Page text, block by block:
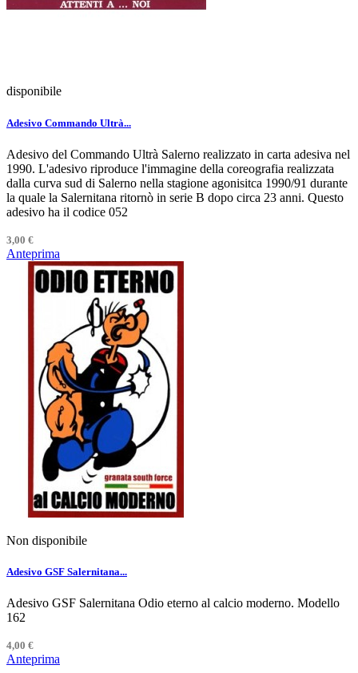
disponibile
Adesivo Commando Ultrà...
Adesivo del Commando Ultrà Salerno realizzato in carta adesiva nel
1990. L'adesivo riproduce l'immagine della coreografia realizzata
dalla curva sud di Salerno nella stagione agonisitca 1990/91 durante
la quale la Salernitana ritornò in serie B dopo circa 23 anni. Questo
adesivo ha il codice 052
3,00 €
Anteprima
Non disponibile
Adesivo GSF Salernitana...
Adesivo GSF Salernitana Odio eterno al calcio moderno. Modello
162
4,00 €
Anteprima